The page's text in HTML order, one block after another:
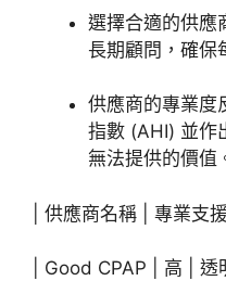
選擇合適的供應
長期顧問，確保
供應商的專業度
指數 (AHI) 並作
無法提供的價值
| 供應商名稱 | 專業支
| Good CPAP | 高 | 透